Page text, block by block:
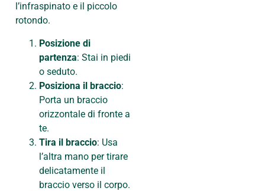
l’infraspinato e il piccolo
rotondo.
Posizione di
partenza: Stai in piedi
o seduto.
Posiziona il braccio:
Porta un braccio
orizzontale di fronte a
te.
Tira il braccio: Usa
l’altra mano per tirare
delicatamente il
braccio verso il corpo.